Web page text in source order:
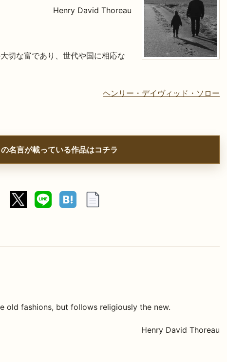
Henry David Thoreau
切な富であり、世代や国に相応な
ヘンリー・デイヴィッド・ソロー
の名言が載っている作品はコチラ
old fashions, but follows religiously the new.
Henry David Thoreau